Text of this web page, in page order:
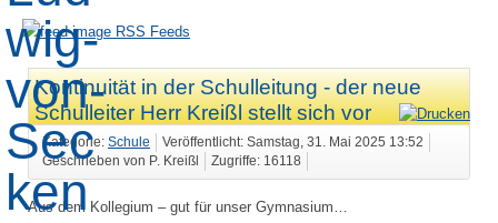
RSS Feeds
Kontinuität in der Schulleitung - der neue
Schulleiter Herr Kreißl stellt sich vor
Kategorie: Schule
Veröffentlicht: Samstag, 31. Mai 2025 13:52
Geschrieben von P. Kreißl
Zugriffe: 16118
Aus dem Kollegium – gut für unser Gymnasium…